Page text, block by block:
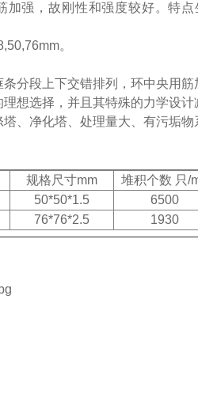
加强，故刚性和强度较好。特
。
分段上下交错排列，环中央用
想选择，并且其特殊的力学设计
、净化塔、处理量大、有污垢物
规格尺寸mm 堆积个数 只/
50*50*1.5 6500
76*76*2.5 1930